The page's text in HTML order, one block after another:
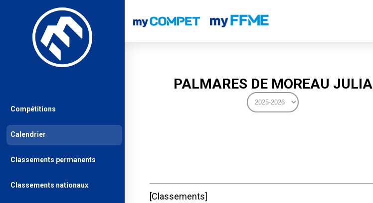
PALMARES DE MOREAU JULIA
Classements
Compétitions
Calendrier
Classements permanents
Classements nationaux